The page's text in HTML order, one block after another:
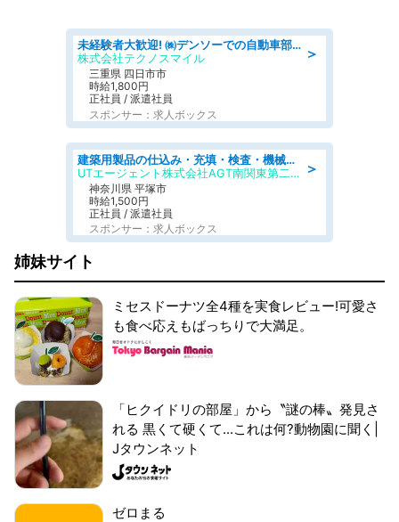
＞
未経験者大歓迎! ㈱デンソーでの自動車部品の組立作業 denso aichi
株式会社テクノスマイル
三重県 四日市市
時給1,800円
正社員 / 派遣社員
スポンサー：求人ボックス
＞
建築用製品の仕込み・充填・検査・機械操作/寮完備/日払い/工場・製造
UTエージェント株式会社AGT南関東第二CU
神奈川県 平塚市
時給1,500円
正社員 / 派遣社員
スポンサー：求人ボックス
姉妹サイト
ミセスドーナツ全4種を実食レビュー!可愛さ
も食べ応えもばっちりで大満足。
「ヒクイドリの部屋」から〝謎の棒〟発見さ
れる 黒くて硬くて...これは何?動物園に聞く|
Jタウンネット
ゼロまる